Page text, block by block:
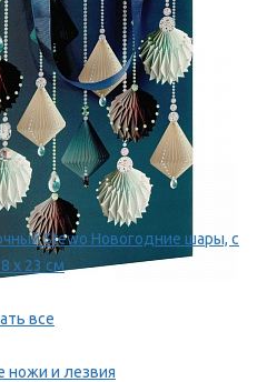
Stewo Новогодние шары, с
х 23 см
все
ножи и лезвия